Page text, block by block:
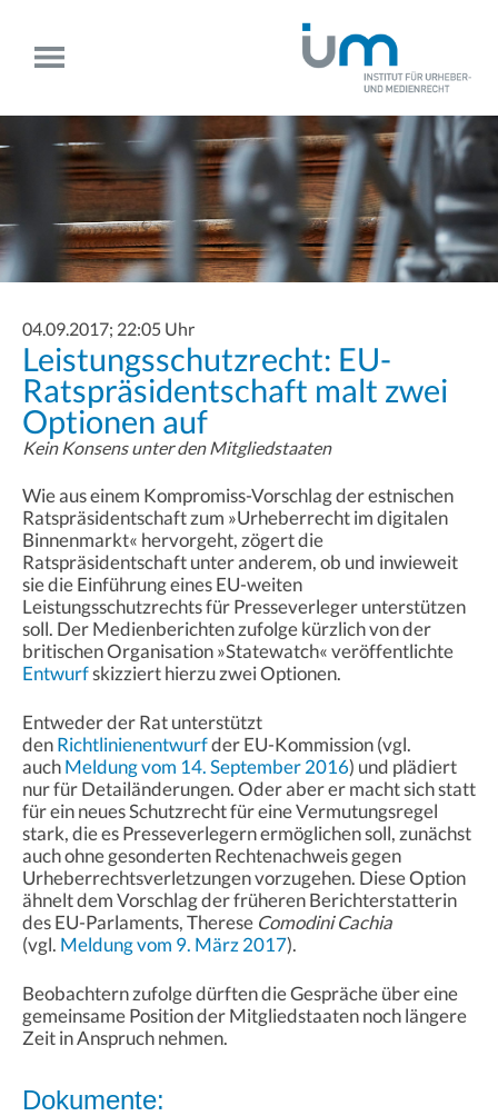
04.09.2017; 22:05 Uhr
Leistungsschutzrecht: EU-
Ratspräsidentschaft malt zwei
Optionen auf
Kein Konsens unter den Mitgliedstaaten
Wie aus einem Kompromiss-Vorschlag der estnischen
Ratspräsidentschaft zum »Urheberrecht im digitalen
Binnenmarkt« hervorgeht, zögert die
Ratspräsidentschaft unter anderem, ob und inwieweit
sie die Einführung eines EU-weiten
Leistungsschutzrechts für Presseverleger unterstützen
soll. Der Medienberichten zufolge kürzlich von der
britischen Organisation »Statewatch« veröffentlichte
Entwurfskizziert hierzu zwei Optionen.
Entweder der Rat unterstützt
denRichtlinienentwurfder EU-Kommission (vgl.
auchMeldung vom 14. September 2016) und plädiert
nur für Detailänderungen. Oder aber er macht sich statt
für ein neues Schutzrecht für eine Vermutungsregel
stark, die es Presseverlegern ermöglichen soll, zunächst
auch ohne gesonderten Rechtenachweis gegen
Urheberrechtsverletzungen vorzugehen. Diese Option
ähnelt dem Vorschlag der früheren Berichterstatterin
des EU-Parlaments, Therese Comodini Cachia
(vgl. Meldung vom 9. März 2017).
Beobachtern zufolge dürften die Gespräche über eine
gemeinsame Position der Mitgliedstaaten noch längere
Zeit in Anspruch nehmen.
Dokumente: